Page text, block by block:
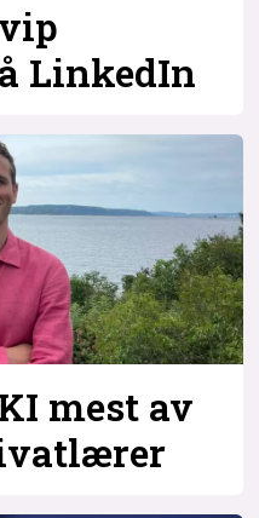
LinkedIn
mest av